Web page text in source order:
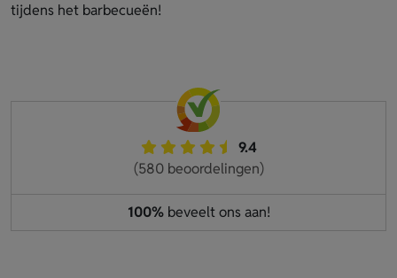
tijdens het barbecueën!
9.4
(580 beoordelingen)
100%beveelt ons aan!